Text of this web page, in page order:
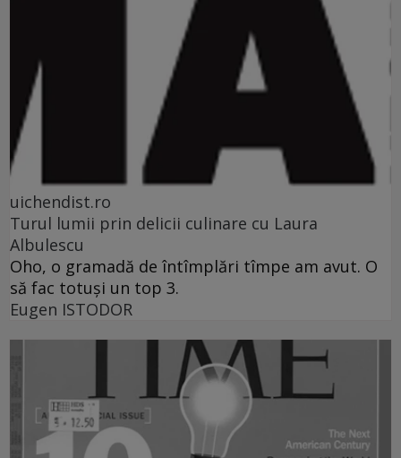
uichendist.ro
Turul lumii prin delicii culinare cu Laura
Albulescu
Oho, o gramadă de întîmplări tîmpe am avut. O
să fac totuşi un top 3.
Eugen ISTODOR